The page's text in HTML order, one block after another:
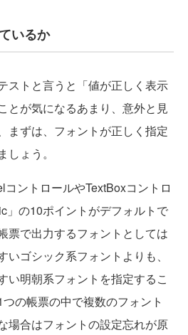
いるか
ストと言うと「値が正しく表示
とが気になるあまり、意外と見
まずは、フォントが正しく指定
ょう。
ントロールやTextBoxコントロ
」の10ポイントがデフォルトで
票で出力するフォントとしては
ゴシック系フォントよりも、
い明朝系フォントを指定するこ
の帳票の中で複数のフォント
場合はフォントの設定忘れが原